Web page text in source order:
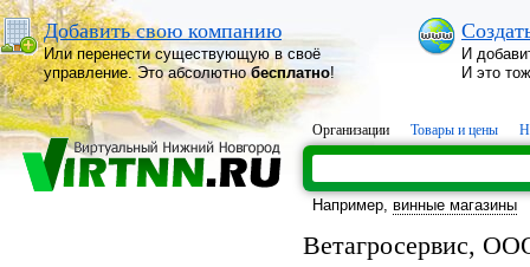
Добавить свою компанию
Или перенести существующую в своё
управление. Это абсолютнобесплатно!
И
И это
Организации Товары и цены
Например, винные магазины
Ветагросервис,